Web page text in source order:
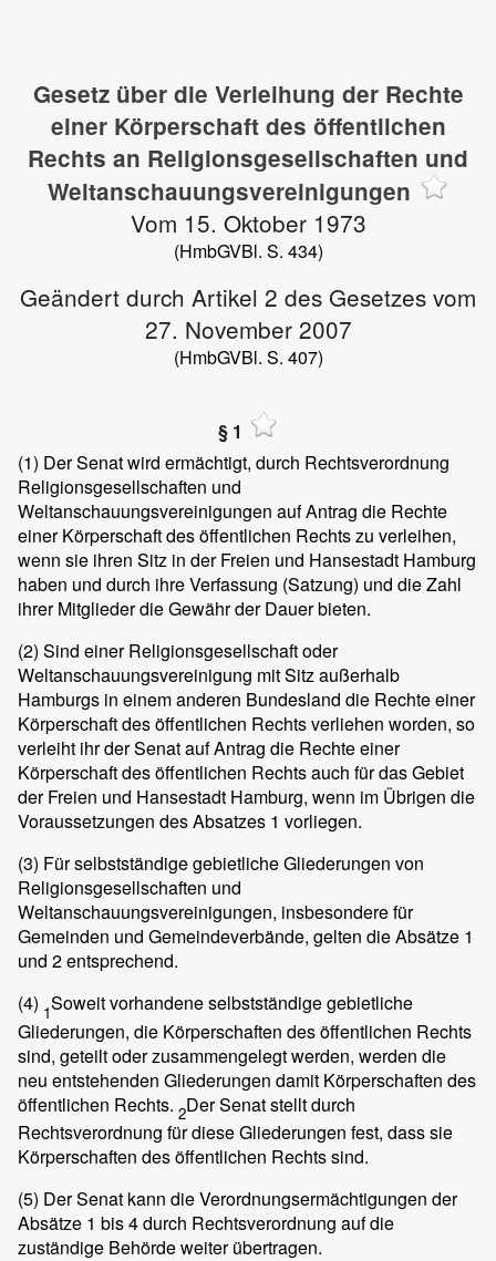
Gesetz über die Verleihung der Rechte
einer Körperschaft des öffentlichen
Rechts an Religionsgesellschaften und
Weltanschauungsvereinigungen
Vom 15. Oktober 1973
(HmbGVBl. S. 434)
Geändert durch Artikel 2 des Gesetzes vom
27. November 2007
(HmbGVBl. S. 407)
§ 1
(1) Der Senat wird ermächtigt, durch Rechtsverordnung
Religionsgesellschaften und
Weltanschauungsvereinigungen auf Antrag die Rechte
einer Körperschaft des öffentlichen Rechts zu verleihen,
wenn sie ihren Sitz in der Freien und Hansestadt Hamburg
haben und durch ihre Verfassung (Satzung) und die Zahl
ihrer Mitglieder die Gewähr der Dauer bieten.
(2) Sind einer Religionsgesellschaft oder
Weltanschauungsvereinigung mit Sitz außerhalb
Hamburgs in einem anderen Bundesland die Rechte einer
Körperschaft des öffentlichen Rechts verliehen worden, so
verleiht ihr der Senat auf Antrag die Rechte einer
Körperschaft des öffentlichen Rechts auch für das Gebiet
der Freien und Hansestadt Hamburg, wenn im Übrigen die
Voraussetzungen des Absatzes 1 vorliegen.
(3) Für selbstständige gebietliche Gliederungen von
Religionsgesellschaften und
Weltanschauungsvereinigungen, insbesondere für
Gemeinden und Gemeindeverbände, gelten die Absätze 1
und 2 entsprechend.
(4) 1Soweit vorhandene selbstständige gebietliche
Gliederungen, die Körperschaften des öffentlichen Rechts
sind, geteilt oder zusammengelegt werden, werden die
neu entstehenden Gliederungen damit Körperschaften des
öffentlichen Rechts. 2Der Senat stellt durch
Rechtsverordnung für diese Gliederungen fest, dass sie
Körperschaften des öffentlichen Rechts sind.
(5) Der Senat kann die Verordnungsermächtigungen der
Absätze 1 bis 4 durch Rechtsverordnung auf die
zuständige Behörde weiter übertragen.